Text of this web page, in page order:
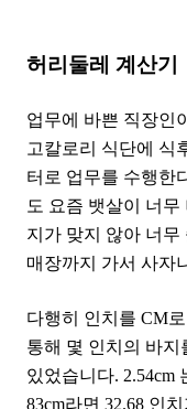
허리둘레 계산기
업무에 바쁜 직장인
고칼로리 식단에 식
터로 업무를 수행한
도 요즘 뱃살이 너
지가 맞지 않아 너무
매장까지 가서 사자
다행히 인치를 CM
통해 몇 인치의 바
있었습니다. 2.54cm
83cm라면 32.68 인